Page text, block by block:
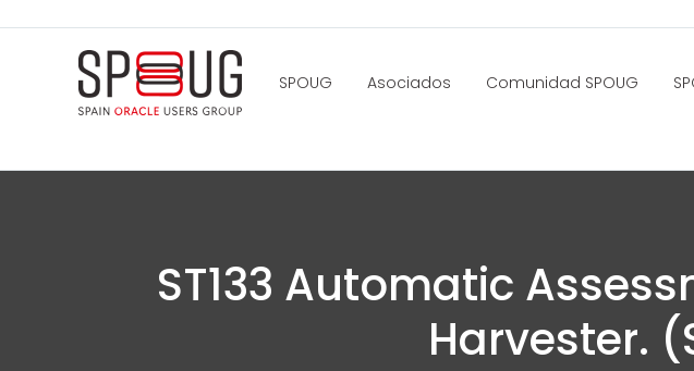
SPOUG Asociados Comunidad SPOUG
ST133 Automatic
Harvester.